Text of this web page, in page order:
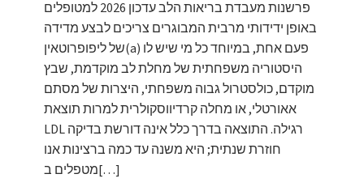
פרשנות מעבדת בריאות הלב עדכון 2026 למטופלים
באופן ידידותי מרבית המבוגרים צריכים לבצע מדידה
של ליפופרוטאין(a) פעם אחת, במיוחד כל מי שיש לו
היסטוריה משפחתית של מחלת לב מוקדמת, שבץ
מוקדם, כולסטרול גבוה משפחתי, היצרות של מסתם
אאורטלי, או מחלה קרדיווסקולרית למרות תוצאת
LDL רגילה. התוצאה בדרך כלל אינה דורשת בדיקה
חוזרת שנתית; היא משנה עד כמה ברצינות אנו
מטפלים ב[…]